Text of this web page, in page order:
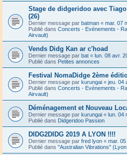
Stage de didgeridoo avec
(26)
Dernier message par batman « mar. 07
Publié dans Concerts - Evénements -
Airvault)
Vends Didg Kan ar c'hoad
Dernier message par bat « lun. 08 avr.
Publié dans Petites annonces
Festival NomaDidge 2ème
Dernier message par kurungai « jeu. 04
Publié dans Concerts - Evénements -
Airvault)
Déménagement et Nouveau
Dernier message par kurungai « lun. 04
Publié dans Didgeridoo Passion
DIDG2DIDG 2019 A LYON !!!!
Dernier message par fred lyon « mar. 05
Publié dans "Australian Vibrations"